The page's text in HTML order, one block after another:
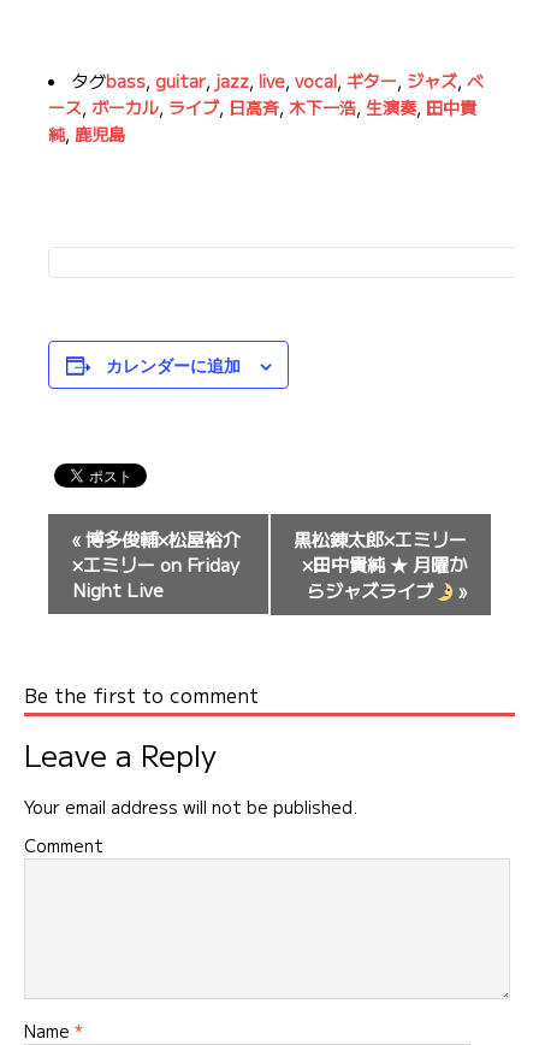
タグbass, guitar, jazz, live, vocal, ギター, ジャズ, ベ
ース, ボーカル, ライブ, 日高斉, 木下一浩, 生演奏, 田中貴
純, 鹿児島
カレンダーに追加
ト
ビ
ゲ
ー
シ
ョ
ン
«博多俊輔×松屋裕介
×エミリー on Friday
Night Live
黒松錬太郎×エミリー
×田中貴純 ★ 月曜か
らジャズライブ
»
Be the first to comment
Leave a Reply
Your email address will not be published.
Comment
Name *